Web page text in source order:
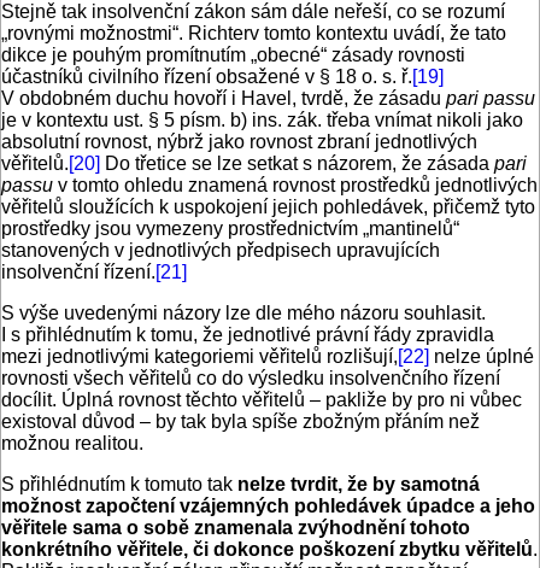
Stejně tak insolvenční zákon sám dále neřeší, co se rozumí
„rovnými možnostmi“. Richterv tomto kontextu uvádí, že tato
dikce je pouhým promítnutím „obecné“ zásady rovnosti
účastníků civilního řízení obsažené v § 18 o. s. ř.[19]
V obdobném duchu hovoří i Havel, tvrdě, že zásadu pari passu
je v kontextu ust. § 5 písm. b) ins. zák. třeba vnímat nikoli jako
absolutní rovnost, nýbrž jako rovnost zbraní jednotlivých
věřitelů.[20] Do třetice se lze setkat s názorem, že zásada pari
passu v tomto ohledu znamená rovnost prostředků jednotlivých
věřitelů sloužících k uspokojení jejich pohledávek, přičemž tyto
prostředky jsou vymezeny prostřednictvím „mantinelů“
stanovených v jednotlivých předpisech upravujících
insolvenční řízení.[21]
S výše uvedenými názory lze dle mého názoru souhlasit.
I s přihlédnutím k tomu, že jednotlivé právní řády zpravidla
mezi jednotlivými kategoriemi věřitelů rozlišují,[22] nelze úplné
rovnosti všech věřitelů co do výsledku insolvenčního řízení
docílit. Úplná rovnost těchto věřitelů – pakliže by pro ni vůbec
existoval důvod – by tak byla spíše zbožným přáním než
možnou realitou.
S přihlédnutím k tomuto tak nelze tvrdit, že by samotná
možnost započtení vzájemných pohledávek úpadce a jeho
věřitele sama o sobě znamenala zvýhodnění tohoto
konkrétního věřitele, či dokonce poškození zbytku věřitelů.